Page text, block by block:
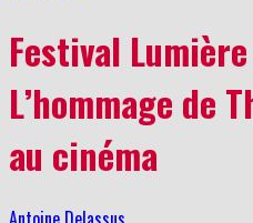
Festival Lumière
L’hommage de
au cinéma